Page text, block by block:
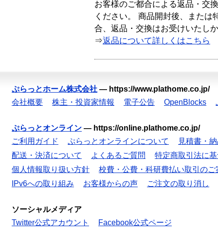
お客様のご都合による返品・交
ください。 商品開封後、または
合、返品・交換はお受けいたし
⇒返品について詳しくはこちら
ぷらっとホーム株式会社 — https://www.plathome.co.jp/
会社概要
株主・投資家情報 電子公告 OpenBlocks
ぷらっとオンライン — https://online.plathome.co.jp/
ご利用ガイド
ぷらっとオンラインについて
見積書・
配送・決済について
よくあるご質問
特定商取引法に
個人情報取り扱い方針
校費・公費・科研費払い取引のご
IPv6への取り組み
お客様からの声 ご注文の取り消し
ソーシャルメディア
Twitter公式アカウント
Facebook公式ページ